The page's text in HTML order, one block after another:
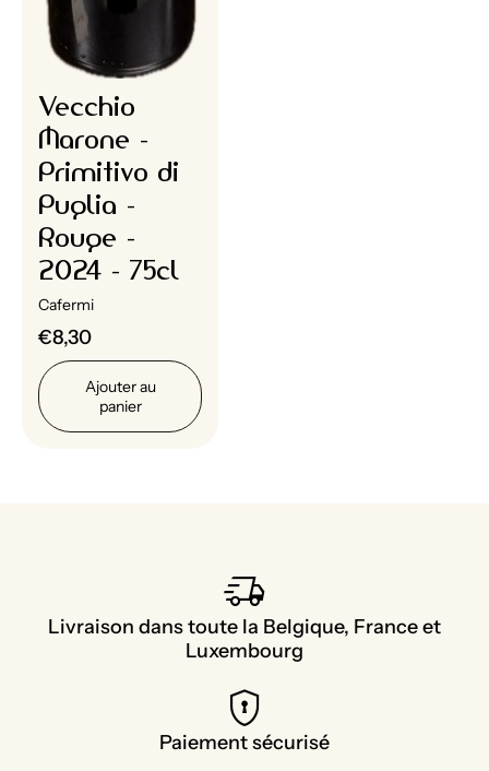
Vecchio
Marone -
Primitivo di
Puglia -
Rouge -
2024 - 75cl
Cafermi
€8,30
Ajouter au
panier
delivery_truck_speed
Livraison dans toute la Belgique, France et
Luxembourg
encrypted
Paiement sécurisé